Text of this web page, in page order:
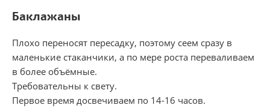
Баклажаны
Плохо переносят пересадку, поэтому сеем сразу в
маленькие стаканчики, а по мере роста переваливаем
в более объёмные.
Требовательны к свету.
Первое время досвечиваем по 14-16 часов.